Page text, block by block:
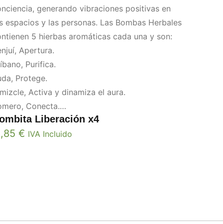
generando vibraciones positivas en
espacios y las personas. Las Bombas Herbales
5 hierbas aromáticas cada una y son:
Apertura.
Purifica.
Protege.
Activa y dinamiza el aura.
Conecta.
Limpieza y Claridad.
Liberación x4
€ IVA Incluido